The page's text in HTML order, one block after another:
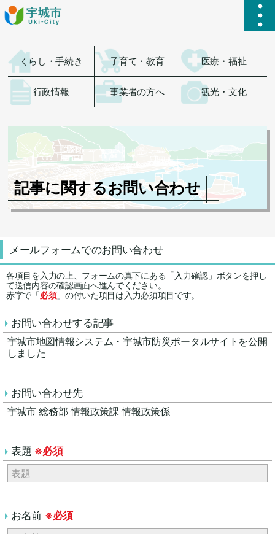
ハ
くらし・手続き 子育て・教育 医療・福祉
行政情報 事業者の方へ 観光・文化
記事に関するお問い合わせ
メールフォームでのお問い合わせ
各項目を入力の上、フォームの真下にある「入力確認」ボタンを押し
て送信内容の確認画面へ進んでください。
赤字で「必須」の付いた項目は入力必須項目です。
お問い合わせする記事
宇城市地図情報システム・宇城市防災ポータルサイトを公開
しました
お問い合わせ先
宇城市 総務部 情報政策課 情報政策係
表題 ※必須
お名前 ※必須